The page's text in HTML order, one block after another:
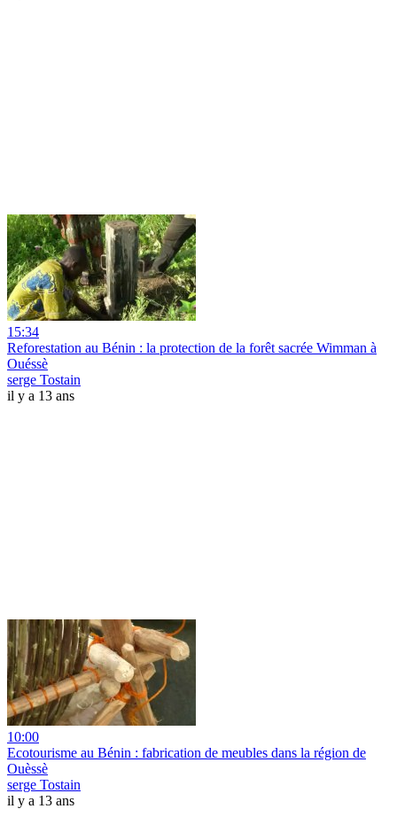
15:34
Reforestation au Bénin : la protection de la forêt sacrée Wimman à
Ouéssè
serge Tostain
il y a 13 ans
10:00
Ecotourisme au Bénin : fabrication de meubles dans la région de
Ouèssè
serge Tostain
il y a 13 ans